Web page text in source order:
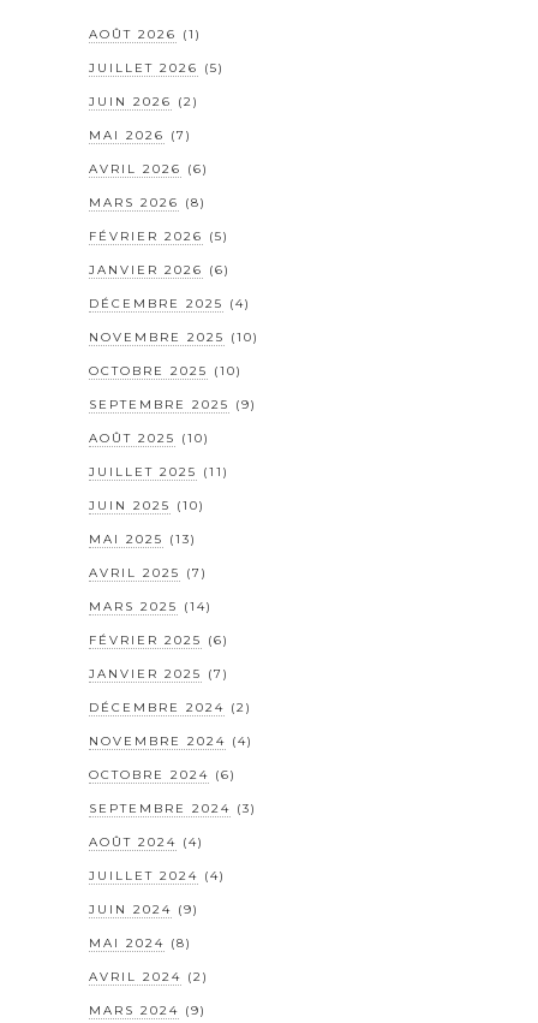
AOÛT 2026 (1)
JUILLET 2026 (5)
JUIN 2026 (2)
MAI 2026 (7)
AVRIL 2026 (6)
MARS 2026 (8)
FÉVRIER 2026 (5)
JANVIER 2026 (6)
DÉCEMBRE 2025 (4)
NOVEMBRE 2025 (10)
OCTOBRE 2025 (10)
SEPTEMBRE 2025 (9)
AOÛT 2025 (10)
JUILLET 2025 (11)
JUIN 2025 (10)
MAI 2025 (13)
AVRIL 2025 (7)
MARS 2025 (14)
FÉVRIER 2025 (6)
JANVIER 2025 (7)
DÉCEMBRE 2024 (2)
NOVEMBRE 2024 (4)
OCTOBRE 2024 (6)
SEPTEMBRE 2024 (3)
AOÛT 2024 (4)
JUILLET 2024 (4)
JUIN 2024 (9)
MAI 2024 (8)
AVRIL 2024 (2)
MARS 2024 (9)